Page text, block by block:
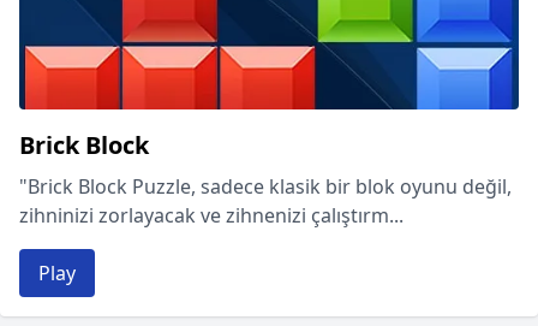
Brick Block
"Brick Block Puzzle, sadece klasik bir blok oyunu değil,
zihninizi zorlayacak ve zihnenizi çalıştırm...
Play